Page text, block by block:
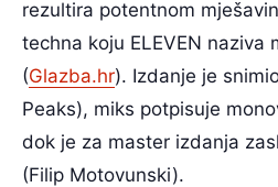
rezultira potentnom
techna koju ELEVEN naziva
(Glazba.hr). Izdanje je
Peaks), miks potpisuje
dok je za master izdanja
(Filip Motovunski).